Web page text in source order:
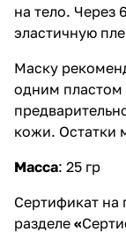
на тело. Через
эластичную
Маску
одним пластом
кожи. Остатки
Масса: 25 гр
Сертификат на
разделе «